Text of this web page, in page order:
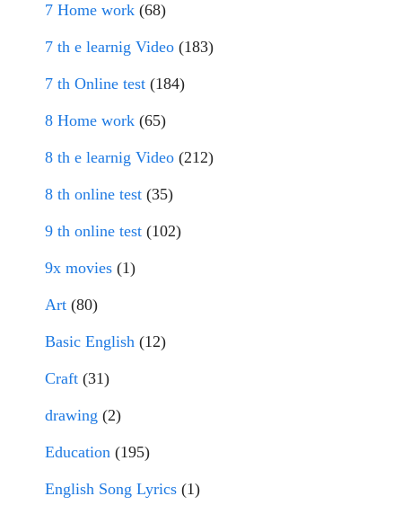
7 Home work (68)
7 th e learnig Video (183)
7 th Online test (184)
8 Home work (65)
8 th e learnig Video (212)
8 th online test (35)
9 th online test (102)
9x movies (1)
Art (80)
Basic English (12)
Craft (31)
drawing (2)
Education (195)
English Song Lyrics (1)